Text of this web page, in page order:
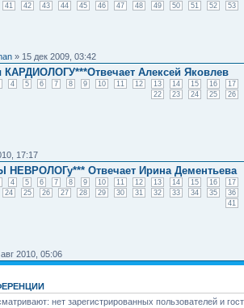
41
42 43 44 45 46 47 48 49 50 51 52 53
» 15 дек 2009, 03:42
КАРДИОЛОГУ***Отвечает Алексей Яковлев
4 5 6 7 8 9 10 11 12 13 14 15 16
17
22
23 24 25 26
17:17
Отвечает Ирина Дементьева
4 5 6 7 8 9 10 11 12 13 14 15 16
17
24 25 26 27 28 29 30 31 32 33 34 35
36
41
2010, 05:06
нет зарегистрированных пользователей и